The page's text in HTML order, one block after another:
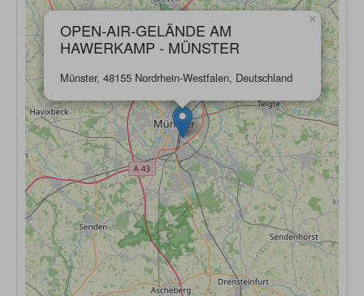
OPEN-AIR-GELÄNDE AM
HAWERKAMP - MÜNSTER
Münster, 48155 Nordrhein-Westfalen, Deutschland
×